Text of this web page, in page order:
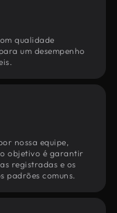
qualidade
um desempenho
nossa equipe,
objetivo é garantir
registradas e os
padrões comuns.